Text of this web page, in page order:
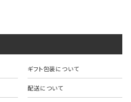
ギフト包装について
配送について